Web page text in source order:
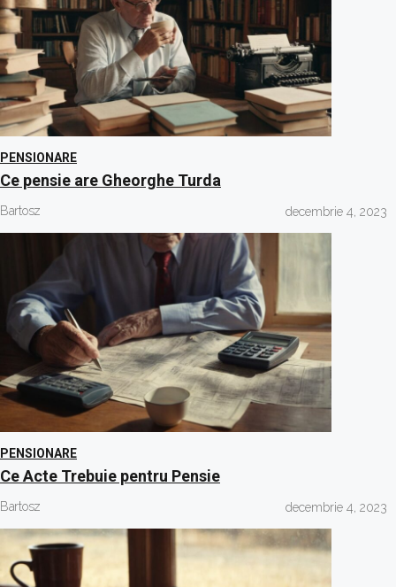
PENSIONARE
Ce pensie are Gheorghe Turda
Bartosz decembrie 4, 2023
PENSIONARE
Ce Acte Trebuie pentru Pensie
Bartosz decembrie 4, 2023